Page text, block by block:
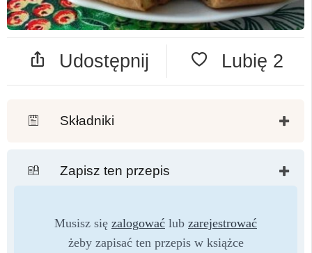
Udostępnij Lubię 2
Składniki
Zapisz ten przepis
Musisz się zalogować lub zarejestrować
żeby zapisać ten przepis w książce